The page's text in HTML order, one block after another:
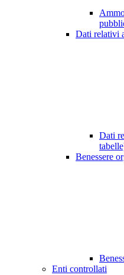
Dati relativi
Dati
Benessere
Enti controllati